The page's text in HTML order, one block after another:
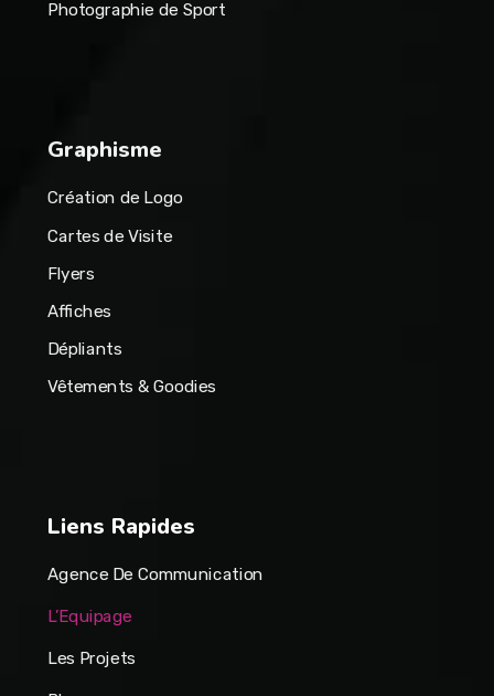
Photographie de Sport
Graphisme
Création de Logo
Cartes de Visite
Flyers
Affiches
Dépliants
Vêtements & Goodies
Liens Rapides
Agence De Communication
L’Equipage
Les Projets